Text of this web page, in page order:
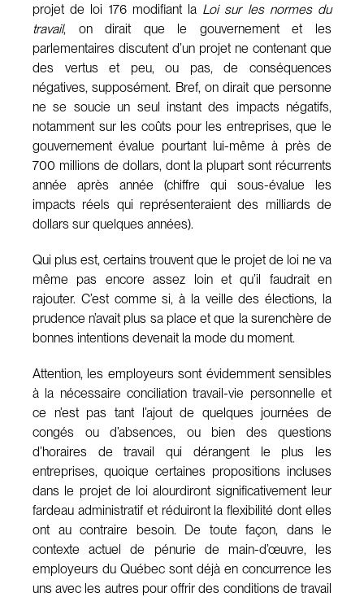
projet de loi 176 modifiant la Loi sur les normes du
travail, on dirait que le gouvernement et les
parlementaires discutent d’un projet ne contenant que
des vertus et peu, ou pas, de conséquences
négatives, supposément. Bref, on dirait que personne
ne se soucie un seul instant des impacts négatifs,
notamment sur les coûts pour les entreprises, que le
gouvernement évalue pourtant lui-même à près de
700 millions de dollars, dont la plupart sont récurrents
année après année (chiffre qui sous-évalue les
impacts réels qui représenteraient des milliards de
dollars sur quelques années).
Qui plus est, certains trouvent que le projet de loi ne va
même pas encore assez loin et qu’il faudrait en
rajouter. C’est comme si, à la veille des élections, la
prudence n’avait plus sa place et que la surenchère de
bonnes intentions devenait la mode du moment.
Attention, les employeurs sont évidemment sensibles
à la nécessaire conciliation travail-vie personnelle et
ce n’est pas tant l’ajout de quelques journées de
congés ou d’absences, ou bien des questions
d’horaires de travail qui dérangent le plus les
entreprises, quoique certaines propositions incluses
dans le projet de loi alourdiront significativement leur
fardeau administratif et réduiront la flexibilité dont elles
ont au contraire besoin. De toute façon, dans le
contexte actuel de pénurie de main-d’œuvre, les
employeurs du Québec sont déjà en concurrence les
uns avec les autres pour offrir des conditions de travail